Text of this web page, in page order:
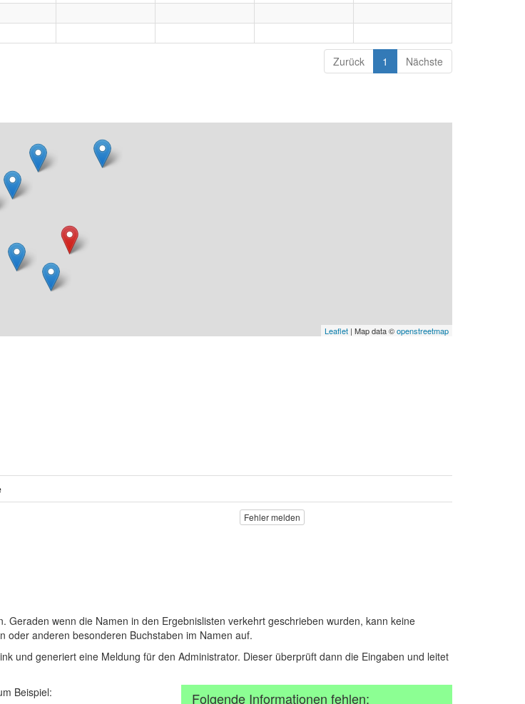
Zurück 1 Nächste
Leaflet | Map data ©openstreetmap
Fehler melden
wenn die Namen in den Ergebnislisten verkehrt geschrieben wurden, kann keine
anderen besonderen Buchstaben im Namen auf.
und generiert eine Meldung für den Administrator. Dieser überprüft dann die Eingaben und leitet
Beispiel:
Folgende Informationen fehlen: